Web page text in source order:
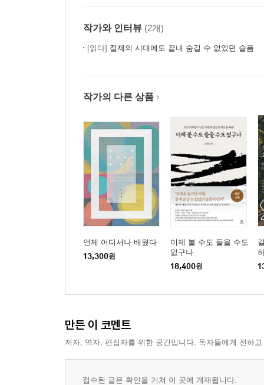
25. 왕실 원묘 이야기 2 : 의민황태자·의민황태자
26. 비운의 왕비의 자비로운 능 : 정순왕후_사릉
29. 역사가 슬픈 것인가, 사람의 생이 슬픈 것인가?
31. 사람은 가도 역사는 남는다 : 인조·인열왕후_파
32. 아들의 지극한 사모곡 : 숙빈 최씨_소령원
33. 아들 덕에 왕이 되다 : 원종·인헌왕후_김포 장릉
34. 서삼릉의 슬픈 내력 : 장경왕후_희릉 / 인종·인
35. 서오릉이 품은 이야기 : 덕종·소혜왕후_경릉/
36. 죽어서도 여러 여인과 함께 있으니 : 숙종·인
37. 효심이 만든 왕릉 : 장조·헌경왕후_융릉
작가와 인터뷰 (2개)
[읽다] 절제의 시대에도 끝내 숨길 수 없었던 슬픔
작가의 다른 상품
언제 어디서나 배웠다
13,300원
이제 볼 수도 들을 수도
없구나
18,400원
만든 이 코멘트
저자, 역자, 편집자를 위한 공간입니다. 독자들에게 전하
접수된 글은 확인을 거쳐 이 곳에 게재됩니다.